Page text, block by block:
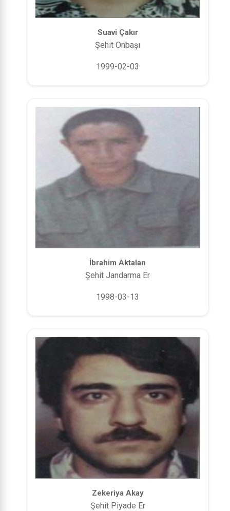
Suavi Çakır
Şehit Onbaşı
1999-02-03
İbrahim Aktalan
Şehit Jandarma Er
1998-03-13
Zekeriya Akay
Şehit Piyade Er